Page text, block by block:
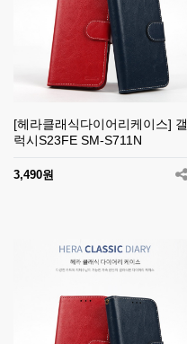
[헤라클래식다이어리케이스] 갤
럭시S23FE SM-S711N
3,490원